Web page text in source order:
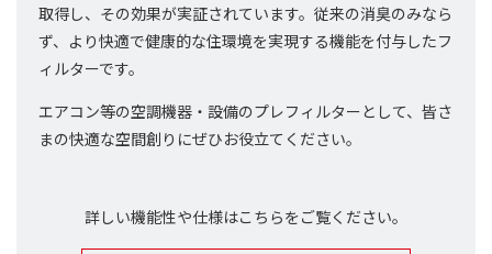
取得し、その効果が実証されています。従来の消臭のみなら
ず、より快適で健康的な住環境を実現する機能を付与したフ
ィルターです。
エアコン等の空調機器・設備のプレフィルターとして、皆さ
まの快適な空間創りにぜひお役立てください。
詳しい機能性や仕様はこちらをご覧ください。